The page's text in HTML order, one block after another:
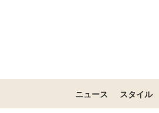
ニュース スタイル